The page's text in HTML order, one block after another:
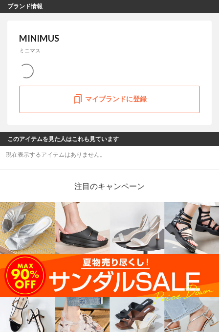
ブランド情報
MINIMUS
ミニマス
マイブランドに登録
このアイテムを見た人はこれも見ています
現在表示するアイテムはありません。
注目のキャンペーン